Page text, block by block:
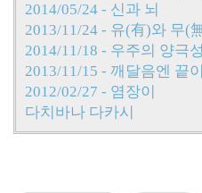
2014/05/24 - 신과 뇌
2013/11/24 - 유(有)와 무(
2014/11/18 - 우주의 양극성
2013/11/15 - 깨달음엔 끝
2012/02/27 - 염장이
다치바나 다카시